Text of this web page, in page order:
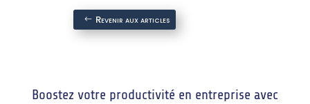
Revenir aux articles
Boostez votre productivité en entreprise avec